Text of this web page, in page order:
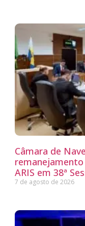
Câmara de
remanejamento
ARIS em 38ª
7 de agosto de 2026